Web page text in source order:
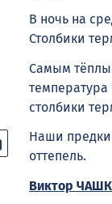
В ночь на
Столбики
Самым
температура
столбики
Наши предки
оттепель.
Виктор